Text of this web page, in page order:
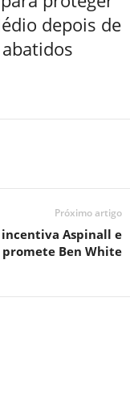
depois de
Próximo artigo
incentiva Aspinall e
promete Ben White